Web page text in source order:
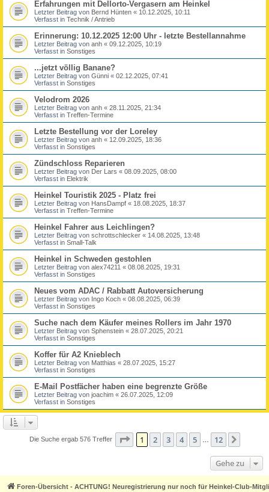
Erfahrungen mit Dellorto-Vergasern am Heinkel
Letzter Beitrag von Bernd Hünten « 10.12.2025, 10:11
Verfasst in Technik / Antrieb
Erinnerung: 10.12.2025 12:00 Uhr - letzte Bestellannahme
Letzter Beitrag von anh « 09.12.2025, 10:19
Verfasst in Sonstiges
...jetzt völlig Banane?
Letzter Beitrag von Günni « 02.12.2025, 07:41
Verfasst in Sonstiges
Velodrom 2026
Letzter Beitrag von anh « 28.11.2025, 21:34
Verfasst in Treffen-Termine
Letzte Bestellung vor der Loreley
Letzter Beitrag von anh « 12.09.2025, 18:36
Verfasst in Sonstiges
Zündschloss Reparieren
Letzter Beitrag von Der Lars « 08.09.2025, 08:00
Verfasst in Elektrik
Heinkel Touristik 2025 - Platz frei
Letzter Beitrag von HansDampf « 18.08.2025, 18:37
Verfasst in Treffen-Termine
Heinkel Fahrer aus Leichlingen?
Letzter Beitrag von schrottschlecker « 14.08.2025, 13:48
Verfasst in Small-Talk
Heinkel in Schweden gestohlen
Letzter Beitrag von alex74211 « 08.08.2025, 19:31
Verfasst in Sonstiges
Neues vom ADAC / Rabbatt Autoversicherung
Letzter Beitrag von Ingo Koch « 08.08.2025, 06:39
Verfasst in Sonstiges
Suche nach dem Käufer meines Rollers im Jahr 1970
Letzter Beitrag von Sphenstein « 28.07.2025, 20:21
Verfasst in Sonstiges
Koffer für A2 Knieblech
Letzter Beitrag von Matthias « 28.07.2025, 15:27
Verfasst in Sonstiges
E-Mail Postfächer haben eine begrenzte Größe
Letzter Beitrag von joachim « 26.07.2025, 12:09
Verfasst in Sonstiges
Die Suche ergab 576 Treffer Seite 1von 12
1 2 3 4 5 12
Gehe zu
Foren-Übersicht - ACHTUNG! Neuregistrierung nur noch für Heinkel-Club-